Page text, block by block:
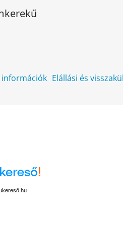
információk Elállási és